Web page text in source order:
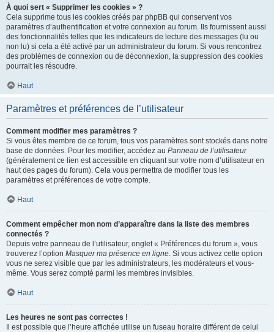
À quoi sert « Supprimer les cookies » ?
Cela supprime tous les cookies créés par phpBB qui conservent vos
paramètres d’authentification et votre connexion au forum. Ils fournissent aussi
des fonctionnalités telles que les indicateurs de lecture des messages (lu ou
non lu) si cela a été activé par un administrateur du forum. Si vous rencontrez
des problèmes de connexion ou de déconnexion, la suppression des cookies
pourrait les résoudre.
Haut
Paramètres et préférences de l’utilisateur
Comment modifier mes paramètres ?
Si vous êtes membre de ce forum, tous vos paramètres sont stockés dans notre
base de données. Pour les modifier, accédez au Panneau de l’utilisateur
(généralement ce lien est accessible en cliquant sur votre nom d’utilisateur en
haut des pages du forum). Cela vous permettra de modifier tous les
paramètres et préférences de votre compte.
Haut
Comment empêcher mon nom d’apparaître dans la liste des membres
connectés ?
Depuis votre panneau de l’utilisateur, onglet « Préférences du forum », vous
trouverez l’option Masquer ma présence en ligne. Si vous activez cette option
vous ne serez visible que par les administrateurs, les modérateurs et vous-
même. Vous serez compté parmi les membres invisibles.
Haut
Les heures ne sont pas correctes !
Il est possible que l’heure affichée utilise un fuseau horaire différent de celui